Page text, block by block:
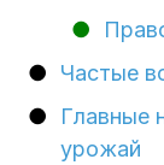
Частые
Главные
урожай